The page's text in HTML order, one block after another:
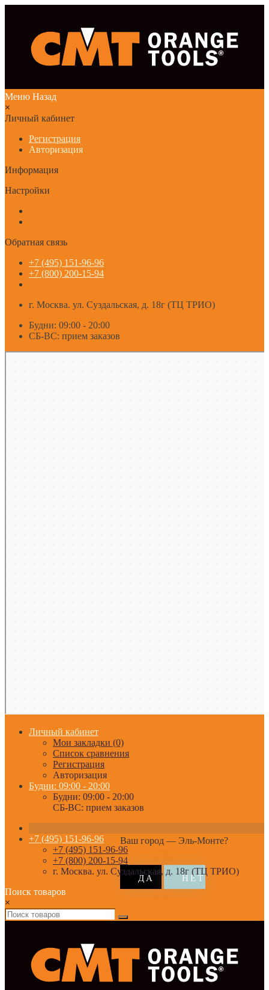
Меню Назад
×
Личный кабинет
Регистрация
Авторизация
Информация
Настройки
Обратная связь
+7 (495) 151-96-96
+7 (800) 200-15-94
г. Москва. ул. Суздальская, д. 18г (ТЦ ТРИО)
Будни: 09:00 - 20:00
СБ-ВС: прием заказов
Личный кабинет
Мои закладки (0)
Список сравнения
Регистрация
Авторизация
Будни: 09:00 - 20:00
Будни: 09:00 - 20:00
СБ-ВС: прием заказов
Ваш город — Эль-Монте?
+7 (495) 151-96-96
+7 (495) 151-96-96
+7 (800) 200-15-94
г. Москва. ул. Суздальская, д. 18г (ТЦ ТРИО)
Поиск товаров
×